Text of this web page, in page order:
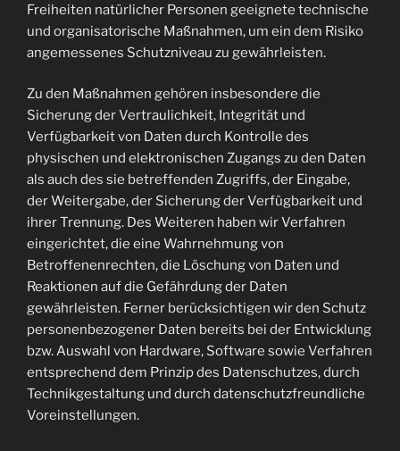
Freiheiten natürlicher Personen geeignete technische
und organisatorische Maßnahmen, um ein dem Risiko
angemessenes Schutzniveau zu gewährleisten.
Zu den Maßnahmen gehören insbesondere die
Sicherung der Vertraulichkeit, Integrität und
Verfügbarkeit von Daten durch Kontrolle des
physischen und elektronischen Zugangs zu den Daten
als auch des sie betreffenden Zugriffs, der Eingabe,
der Weitergabe, der Sicherung der Verfügbarkeit und
ihrer Trennung. Des Weiteren haben wir Verfahren
eingerichtet, die eine Wahrnehmung von
Betroffenenrechten, die Löschung von Daten und
Reaktionen auf die Gefährdung der Daten
gewährleisten. Ferner berücksichtigen wir den Schutz
personenbezogener Daten bereits bei der Entwicklung
bzw. Auswahl von Hardware, Software sowie Verfahren
entsprechend dem Prinzip des Datenschutzes, durch
Technikgestaltung und durch datenschutzfreundliche
Voreinstellungen.